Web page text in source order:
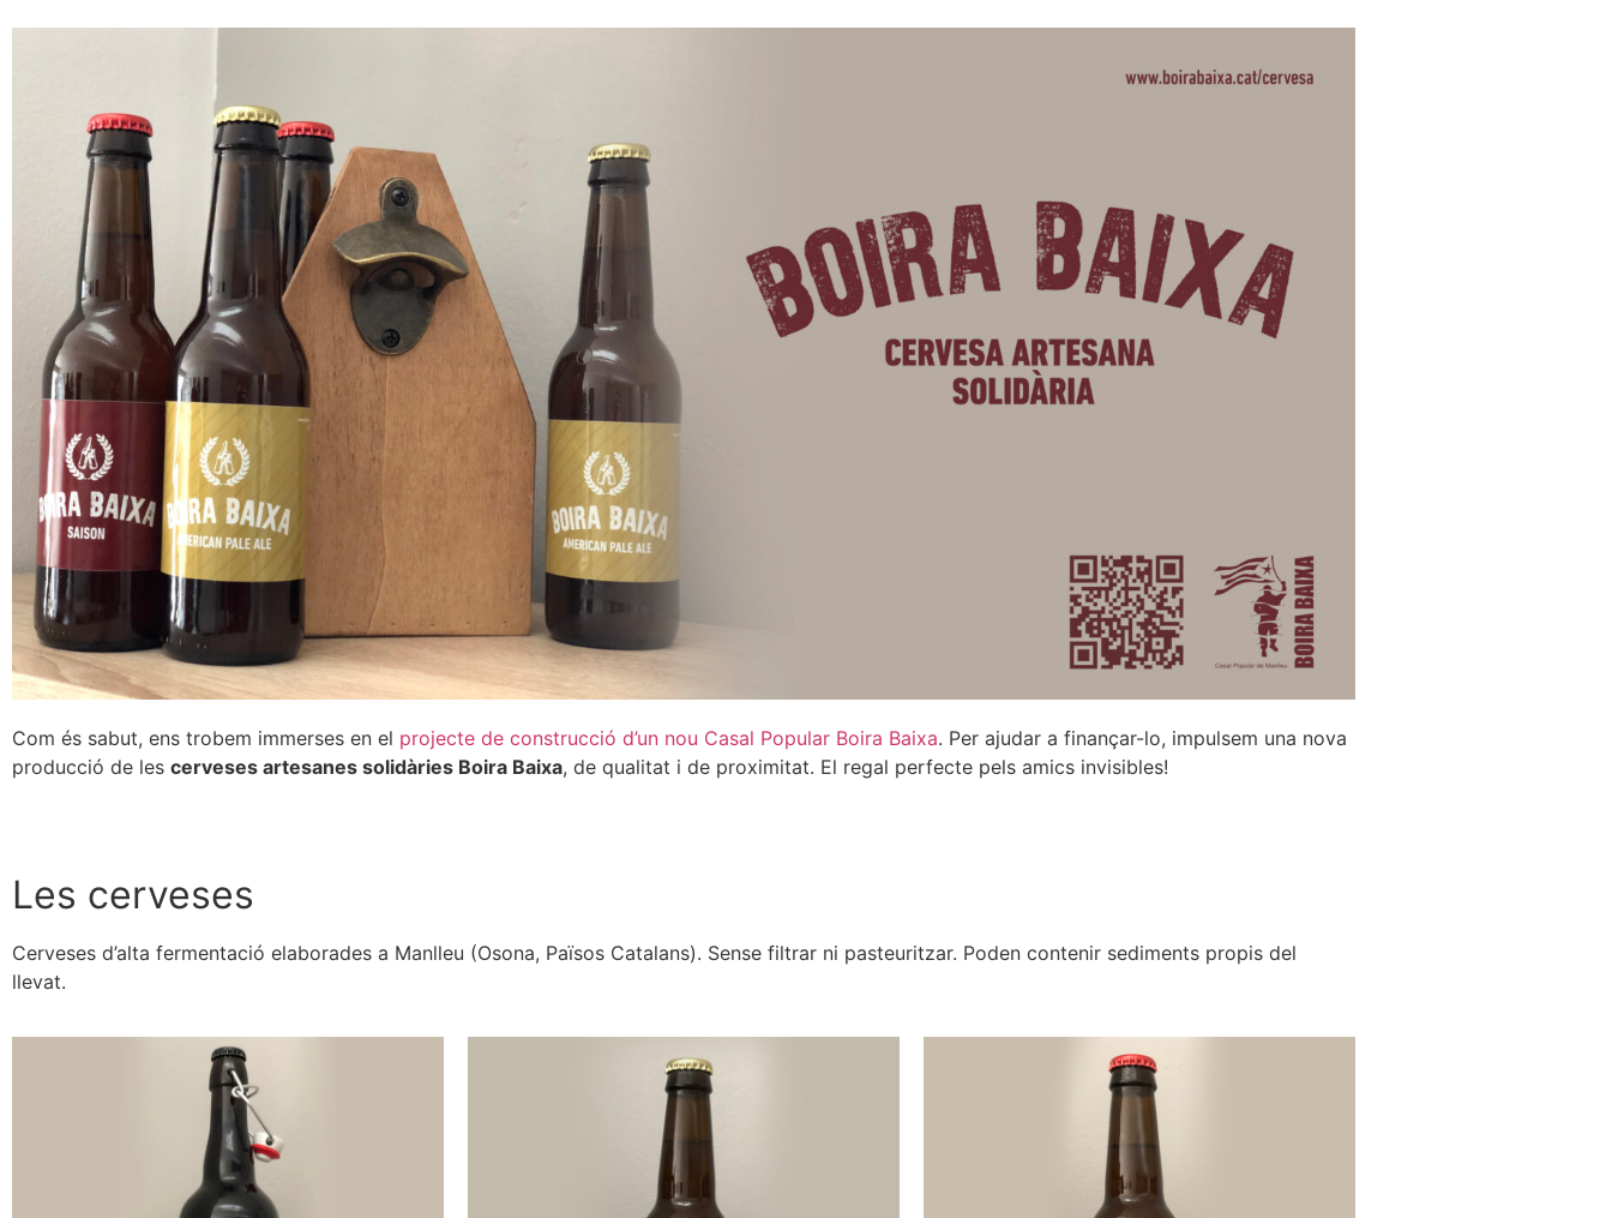
Com és sabut, ens trobem immerses en el projecte de construcció d’un nou Casal Popular Boira Baixa. Per ajudar a finançar-lo, impulsem una nova
producció de les cerveses artesanes solidàries Boira Baixa, de qualitat i de proximitat. El regal perfecte pels amics invisibles!
Les cerveses
Cerveses d’alta fermentació elaborades a Manlleu (Osona, Països Catalans). Sense filtrar ni pasteuritzar. Poden contenir sediments propis del
llevat.